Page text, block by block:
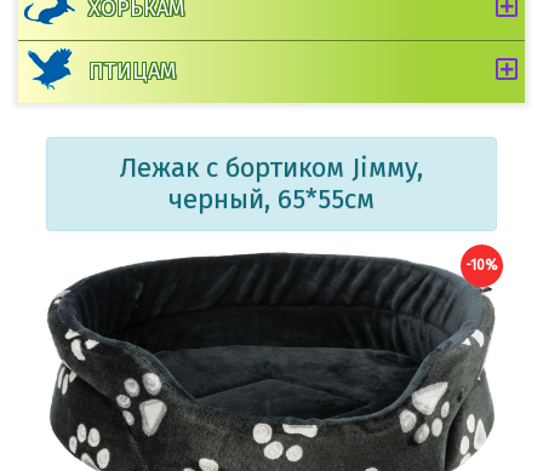
ХОРЬКАМ
ПТИЦАМ
Лежак с бортиком Jiммy,
черный, 65*55см
-10%